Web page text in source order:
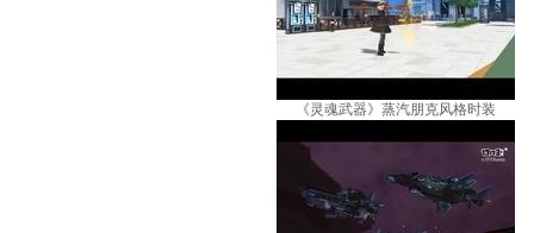
《灵魂武器》蒸汽朋克风格时装